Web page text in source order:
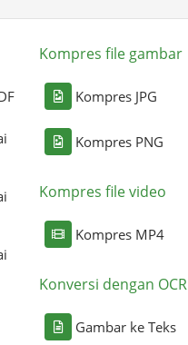
Kompres file gambar
Kompres JPG
Kompres PNG
Kompres file video
Kompres MP4
Konversi dengan OCR
Gambar ke Teks